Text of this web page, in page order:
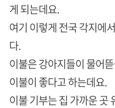
게 되는데요.
여기 이렇게 전국 각지에
다.
이불은 강아지들이 물어
이불이 좋다고 하는데요.
이불 기부는 집 가까운 곳